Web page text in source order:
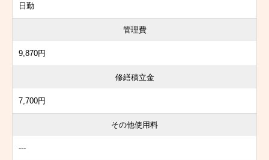
日勤
管理費
9,870円
修繕積立金
7,700円
その他使用料
---